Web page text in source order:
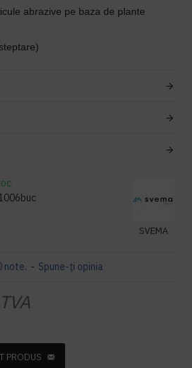
abrazive pe baza de plante
SVEMA
note. - Spune-ţi opinia
PRODUS